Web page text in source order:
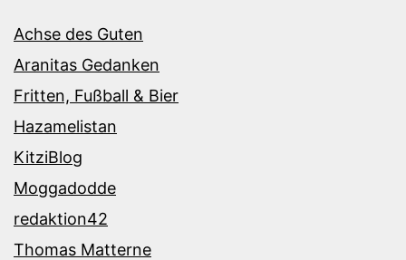
Achse des Guten
Aranitas Gedanken
Fritten, Fußball & Bier
Hazamelistan
KitziBlog
Moggadodde
redaktion42
Thomas Matterne